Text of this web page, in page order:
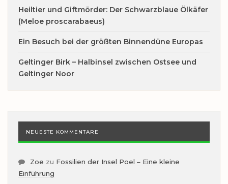
Heiltier und Giftmörder: Der Schwarzblaue Ölkäfer
(Meloe proscarabaeus)
Ein Besuch bei der größten Binnendüne Europas
Geltinger Birk – Halbinsel zwischen Ostsee und
Geltinger Noor
NEUESTE KOMMENTARE
Zoe zu Fossilien der Insel Poel – Eine kleine
Einführung